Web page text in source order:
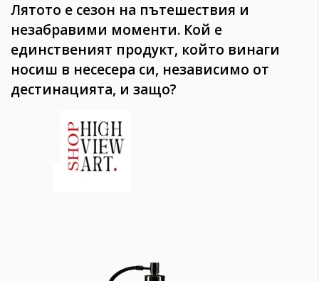
Лятото е сезон на пътешествия и
незабравими моменти. Кой е
единственият продукт, който винаги
носиш в несесера си, независимо от
дестинацията, и защо?